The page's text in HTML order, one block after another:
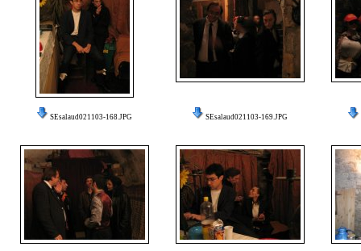
SEsalaud021103-168.JPG SEsalaud021103-169.JPG